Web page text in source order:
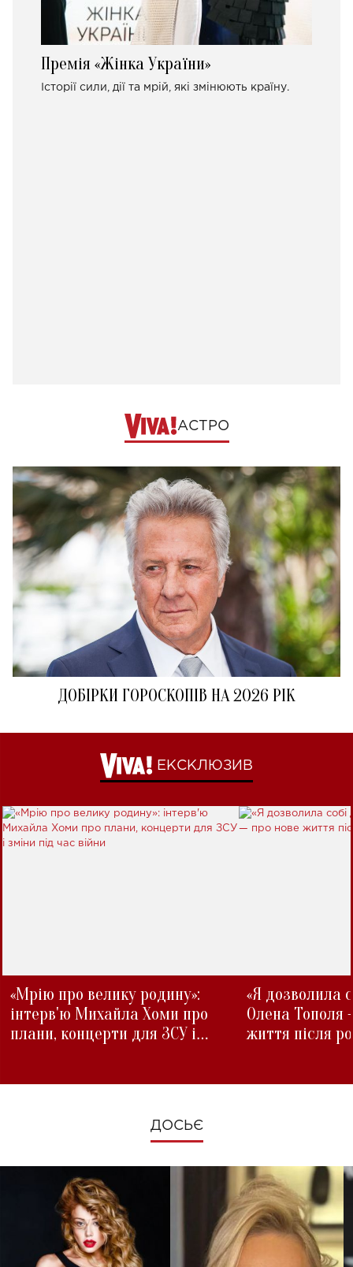
Премія «Жінка України»
Історії сили, дії та мрій, які змінюють країну.
АСТРО
ДОБІРКИ ГОРОСКОПІВ НА 2026 РІК
ЕКСКЛЮЗИВ
«Мрію про велику родину»:
інтерв'ю Михайла Хоми про
плани, концерти для ЗСУ і
«Я дозволила
Олена Тополя
життя після
ДОСЬЄ